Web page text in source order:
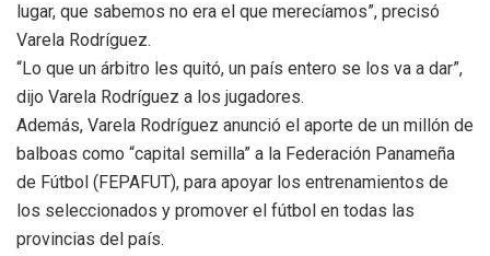
lugar, que sabemos no era el que merecíamos”, precisó
Varela Rodríguez.
“Lo que un árbitro les quitó, un país entero se los va a dar”,
dijo Varela Rodríguez a los jugadores.
Además, Varela Rodríguez anunció el aporte de un millón de
balboas como “capital semilla” a la Federación Panameña
de Fútbol (FEPAFUT), para apoyar los entrenamientos de
los seleccionados y promover el fútbol en todas las
provincias del país.